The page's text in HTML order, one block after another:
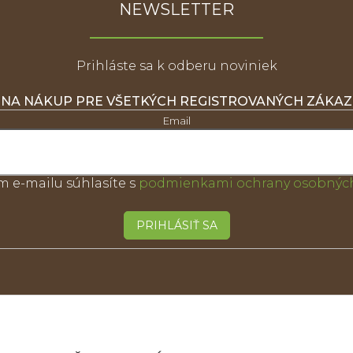
NEWSLETTER
Prihláste sa k odberu noviniek
NÁKUP PRE VŠETKÝCH REGISTROVANÝCH
Email
e-mailu súhlasíte s podmienkami ochrany
PRIHLÁSIŤ SA